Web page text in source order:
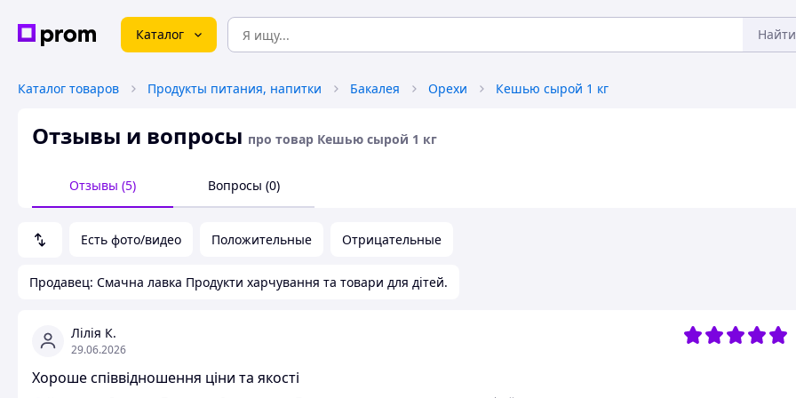
Каталог Найти
Каталог товаров Продукты питания, напитки Бакалея Орехи Кешью сырой 1 кг
Отзывы и вопросы про товар Кешью сырой 1 кг
Отзывы (5) Вопросы (0)
Есть фото/видео Положительные Отрицательные
Продавец: Смачна лавка Продукти харчування та товари для дітей.
Лілія К.
29.06.2026
Хороше співвідношення ціни та якості